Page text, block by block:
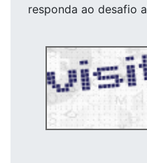
responda ao desafio